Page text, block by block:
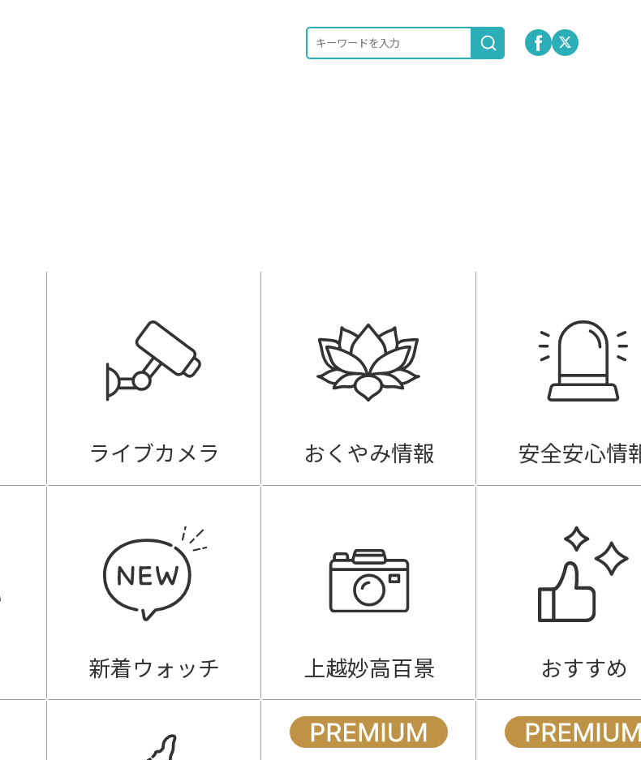
ライブカメラ おくやみ情報 安全安心情
新着ウォッチ 上越妙高百景 おすすめ